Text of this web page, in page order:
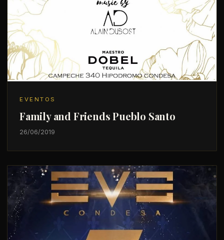
EVENTOS
Family and Friends Pueblo Santo
26/06/2019